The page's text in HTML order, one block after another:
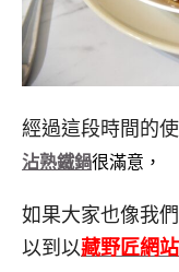
經過這段時間的
沾熟鐵鍋很滿意，
如果大家也像我
以到以藏野匠網站